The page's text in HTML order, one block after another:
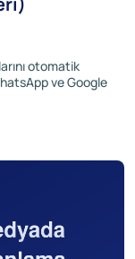
otomatik
ve Google